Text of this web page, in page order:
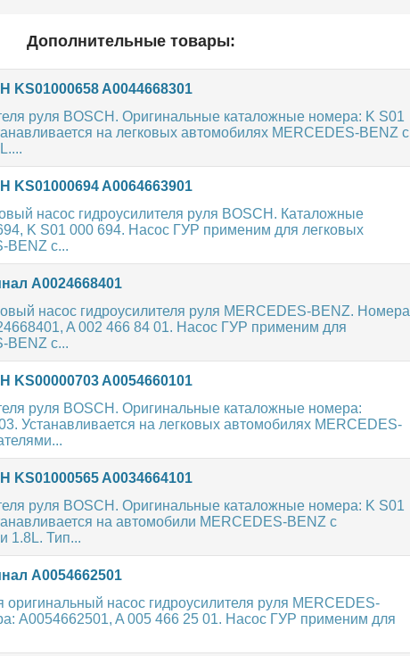
Дополнительные товары:
KS01000658 A0044668301
руля BOSCH. Оригинальные каталожные номера: K S01
на легковых автомобилях MERCEDES-BENZ с
KS01000694 A0064663901
насос гидроусилителя руля BOSCH. Каталожные
K S01 000 694. Насос ГУР применим для легковых
BENZ с...
A0024668401
насос гидроусилителя руля MERCEDES-BENZ. Номера
A 002 466 84 01. Насос ГУР применим для
BENZ с...
KS00000703 A0054660101
руля BOSCH. Оригинальные каталожные номера:
Устанавливается на легковых автомобилях MERCEDES-
KS01000565 A0034664101
руля BOSCH. Оригинальные каталожные номера: K S01
на автомобили MERCEDES-BENZ с
1.8L. Тип...
A0054662501
насос гидроусилителя руля MERCEDES-
A0054662501, A 005 466 25 01. Насос ГУР применим для